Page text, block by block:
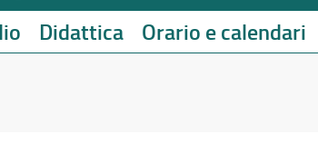
Didattica Orario e calendari